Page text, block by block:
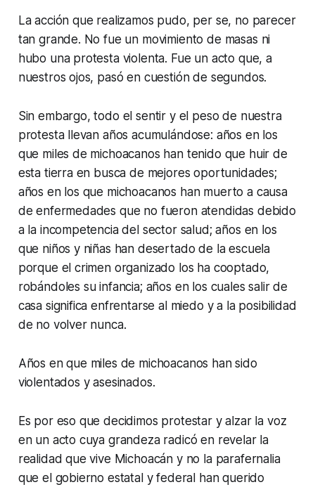
La acción que realizamos pudo, per se, no parecer
tan grande. No fue un movimiento de masas ni
hubo una protesta violenta. Fue un acto que, a
nuestros ojos, pasó en cuestión de segundos.
Sin embargo, todo el sentir y el peso de nuestra
protesta llevan años acumulándose: años en los
que miles de michoacanos han tenido que huir de
esta tierra en busca de mejores oportunidades;
años en los que michoacanos han muerto a causa
de enfermedades que no fueron atendidas debido
a la incompetencia del sector salud; años en los
que niños y niñas han desertado de la escuela
porque el crimen organizado los ha cooptado,
robándoles su infancia; años en los cuales salir de
casa significa enfrentarse al miedo y a la posibilidad
de no volver nunca.
Años en que miles de michoacanos han sido
violentados y asesinados.
Es por eso que decidimos protestar y alzar la voz
en un acto cuya grandeza radicó en revelar la
realidad que vive Michoacán y no la parafernalia
que el gobierno estatal y federal han querido